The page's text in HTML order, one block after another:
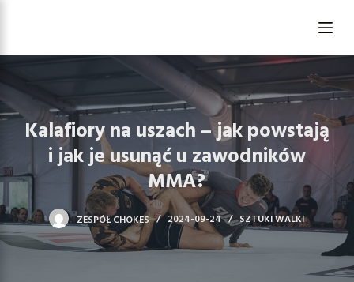
z
d
o
t
r
e
Kalafiory na uszach – jak powstają
i jak je usunąć u zawodników
MMA?
ZESPÓŁ CHOKES 2024-09-24 SZTUKI WALKI